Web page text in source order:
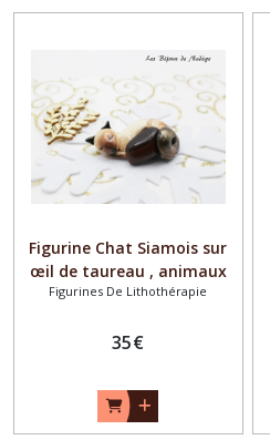
Figurine Chat Siamois sur
œil de taureau , animaux
totems
Figurines De Lithothérapie
35€
résultats